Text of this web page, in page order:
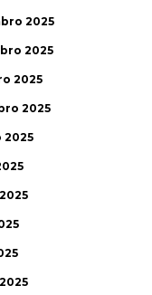
2025
2025
2025
2025
2025